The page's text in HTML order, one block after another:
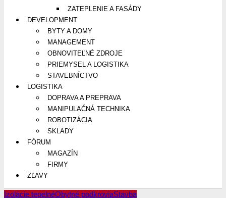
ZATEPLENIE A FASÁDY
DEVELOPMENT
BYTY A DOMY
MANAGEMENT
OBNOVITEĽNÉ ZDROJE
PRIEMYSEL A LOGISTIKA
STAVEBNÍCTVO
LOGISTIKA
DOPRAVA A PREPRAVA
MANIPULAČNÁ TECHNIKA
ROBOTIZÁCIA
SKLADY
FÓRUM
MAGAZÍN
FIRMY
ZĽAVY
Izolácie tepelnéObytné podkroviaStavba